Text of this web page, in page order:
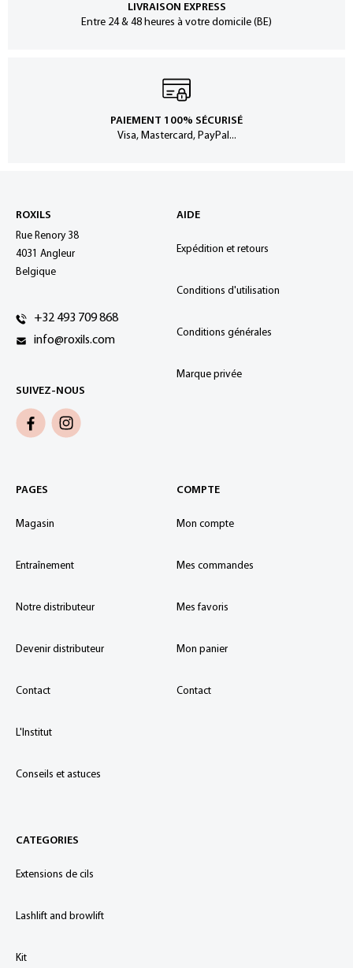
LIVRAISON EXPRESS
Entre 24 & 48 heures à votre domicile (BE)
PAIEMENT 100% SÉCURISÉ
Visa, Mastercard, PayPal...
ROXILS
Rue Renory 38
4031 Angleur
Belgique
+32 493 709 868
info@roxils.com
SUIVEZ-NOUS
AIDE
Expédition et retours
Conditions d'utilisation
Conditions générales
Marque privée
PAGES
Magasin
Entraînement
Notre distributeur
Devenir distributeur
Contact
L'Institut
Conseils et astuces
COMPTE
Mon compte
Mes commandes
Mes favoris
Mon panier
Contact
CATEGORIES
Extensions de cils
Lashlift and browlift
Kit